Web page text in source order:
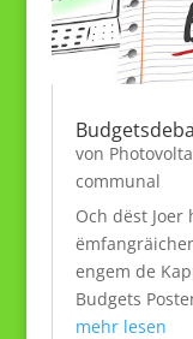
von
communal
Och dëst
engem de
Budgets
mehr lesen